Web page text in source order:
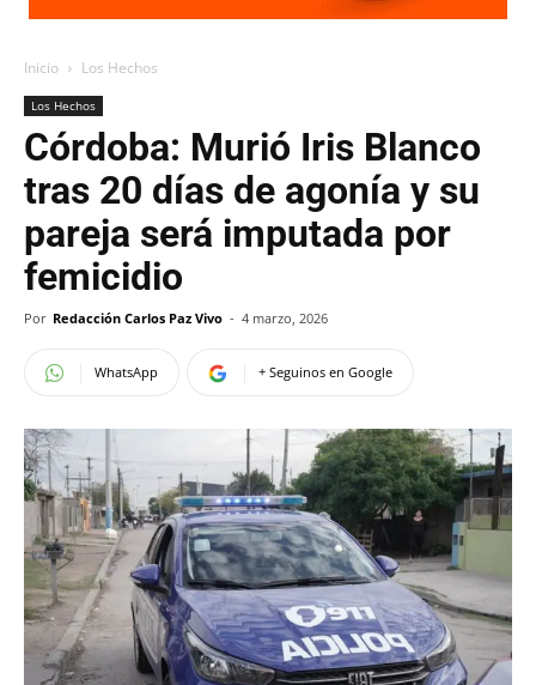
Inicio Los Hechos
Los Hechos
Córdoba: Murió Iris Blanco
tras 20 días de agonía y su
pareja será imputada por
femicidio
Por Redacción Carlos Paz Vivo - 4 marzo, 2026
WhatsApp + Seguinos en Google